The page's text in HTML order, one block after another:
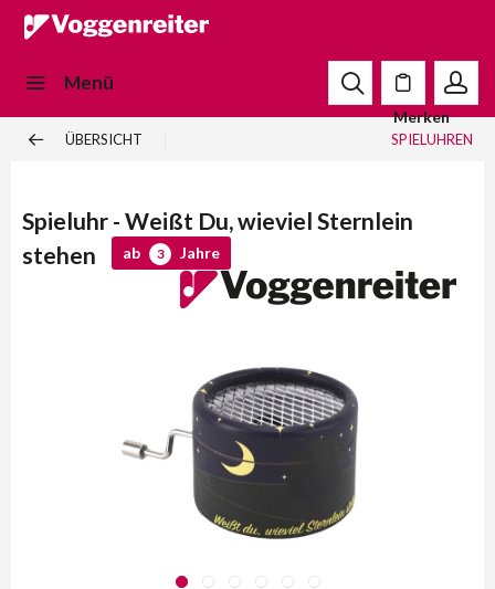
Menü
Merken
ÜBERSICHT SPIELUHREN
Spieluhr - Weißt Du, wieviel Sternlein
stehen
ab 3 Jahre